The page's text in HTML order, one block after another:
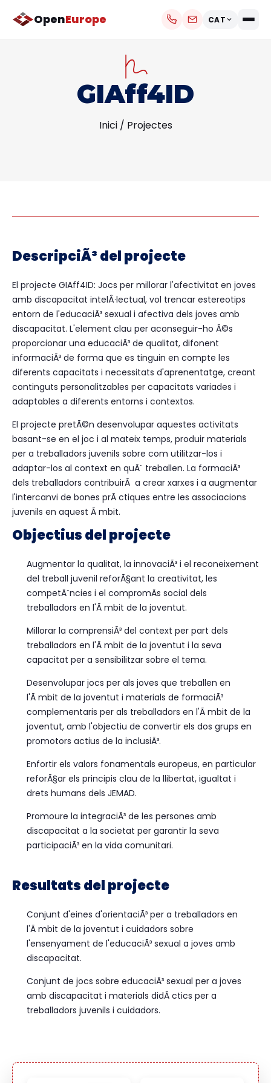
OpenEurope CAT
GIAff4ID
Inici / Projectes
DescripciÃ³ del projecte
El projecte GIAff4ID: Jocs per millorar l'afectivitat en joves
amb discapacitat intelÂ·lectual, vol trencar estereotips
entorn de l'educaciÃ³ sexual i afectiva dels joves amb
discapacitat. L'element clau per aconseguir-ho Ã©s
proporcionar una educaciÃ³ de qualitat, difonent
informaciÃ³ de forma que es tinguin en compte les
diferents capacitats i necessitats d'aprenentatge, creant
continguts personalitzables per capacitats variades i
adaptables a diferents entorns i contextos.
El projecte pretÃ©n desenvolupar aquestes activitats
basant-se en el joc i al mateix temps, produir materials
per a treballadors juvenils sobre com utilitzar-los i
adaptar-los al context en quÃ¨ treballen. La formaciÃ³
dels treballadors contribuirÃ a crear xarxes i a augmentar
l'intercanvi de bones prÃ ctiques entre les associacions
juvenils en aquest Ã mbit.
Objectius del projecte
Augmentar la qualitat, la innovaciÃ³ i el reconeixement
del treball juvenil reforÃ§ant la creativitat, les
competÃ¨ncies i el compromÃ­s social dels
treballadors en l'Ã mbit de la joventut.
Millorar la comprensiÃ³ del context per part dels
treballadors en l'Ã mbit de la joventut i la seva
capacitat per a sensibilitzar sobre el tema.
Desenvolupar jocs per als joves que treballen en
l'Ã mbit de la joventut i materials de formaciÃ³
complementaris per als treballadors en l'Ã mbit de la
joventut, amb l'objectiu de convertir els dos grups en
promotors actius de la inclusiÃ³.
Enfortir els valors fonamentals europeus, en particular
reforÃ§ar els principis clau de la llibertat, igualtat i
drets humans dels JEMAD.
Promoure la integraciÃ³ de les persones amb
discapacitat a la societat per garantir la seva
participaciÃ³ en la vida comunitari.
Resultats del projecte
Conjunt d'eines d'orientaciÃ³ per a treballadors en
l'Ã mbit de la joventut i cuidadors sobre
l'ensenyament de l'educaciÃ³ sexual a joves amb
discapacitat.
Conjunt de jocs sobre educaciÃ³ sexual per a joves
amb discapacitat i materials didÃ ctics per a
treballadors juvenils i cuidadors.